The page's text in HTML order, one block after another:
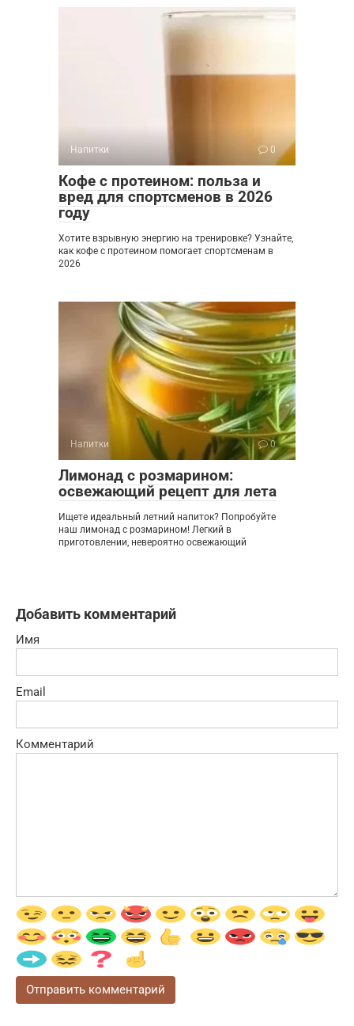
Напитки 0
Кофе с протеином: польза и
вред для спортсменов в 2026
году
Хотите взрывную энергию на тренировке? Узнайте,
как кофе с протеином помогает спортсменам в
2026
Напитки 0
Лимонад с розмарином:
освежающий рецепт для лета
Ищете идеальный летний напиток? Попробуйте
наш лимонад с розмарином! Легкий в
приготовлении, невероятно освежающий
Добавить комментарий
Имя
Email
Комментарий